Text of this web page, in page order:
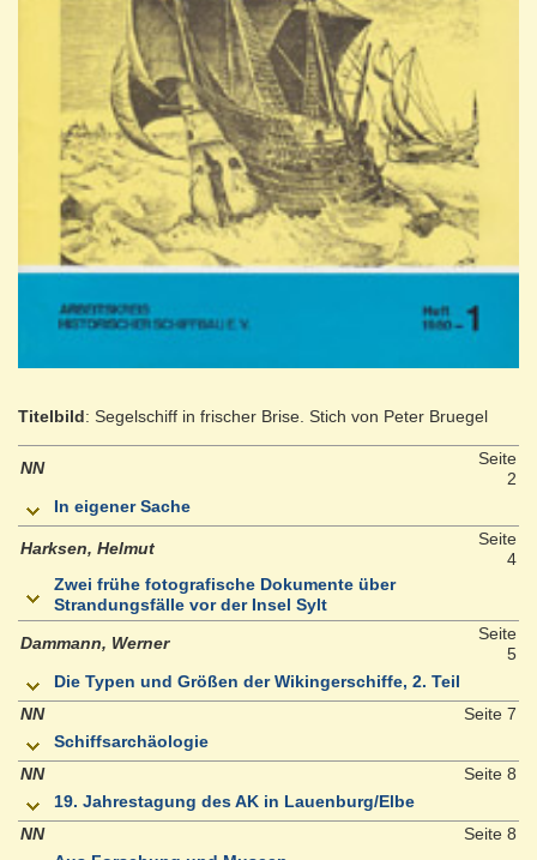
Titelbild: Segelschiff in frischer Brise. Stich von Peter Bruegel
NN
Seite
2
In eigener Sache
Harksen, Helmut
Seite
4
Zwei frühe fotografische Dokumente über
Strandungsfälle vor der Insel Sylt
Dammann, Werner
Seite
5
Die Typen und Größen der Wikingerschiffe, 2. Teil
NN
Seite 7
Schiffsarchäologie
NN
Seite 8
19. Jahrestagung des AK in Lauenburg/Elbe
NN
Seite 8